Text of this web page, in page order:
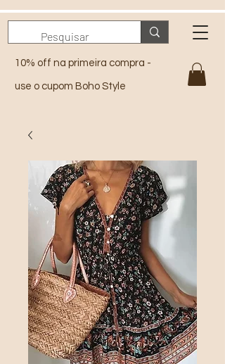
10% off na primeira compra -
use o cupom Boho Style